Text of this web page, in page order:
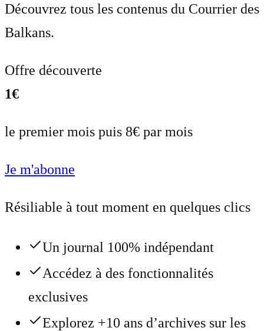
Découvrez tous les contenus du Courrier des
Balkans.
Offre découverte
1€
le premier mois puis 8€ par mois
Je m'abonne
Résiliable à tout moment en quelques clics
Un journal 100% indépendant
Accédez à des fonctionnalités
exclusives
Explorez +10 ans d’archives sur les